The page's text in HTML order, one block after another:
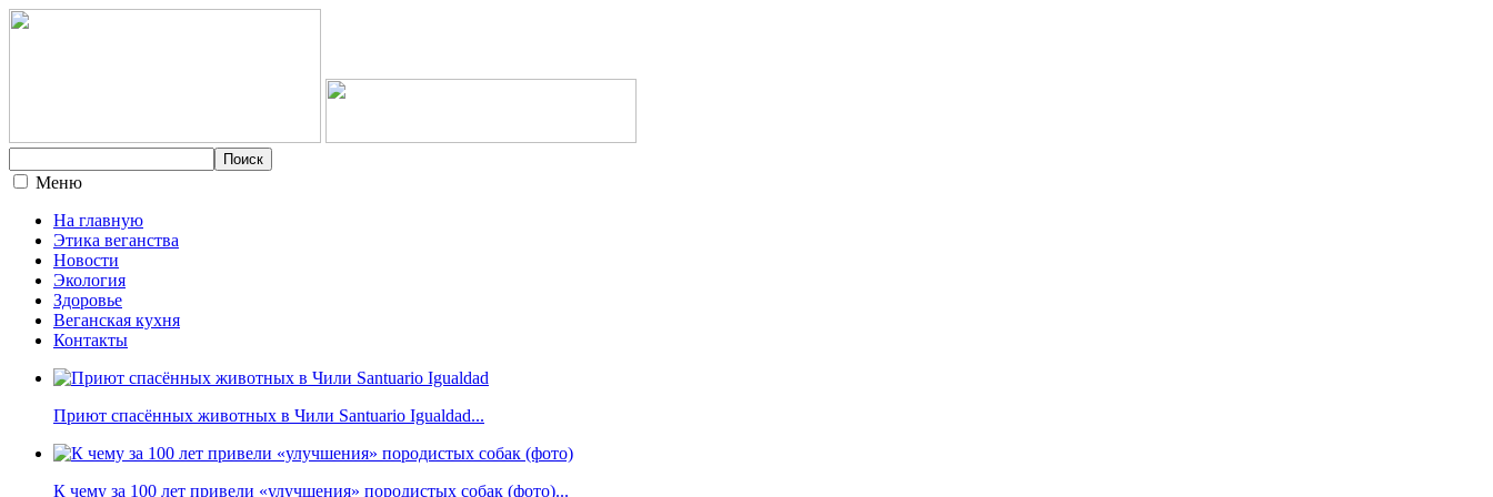
Меню
На главную
Этика веганства
Новости
Экология
Здоровье
Веганская кухня
Контакты
Приют спасённых животных в Чили Santuario Igualdad...
К чему за 100 лет привели «улучшения» породистых собак (фото)...